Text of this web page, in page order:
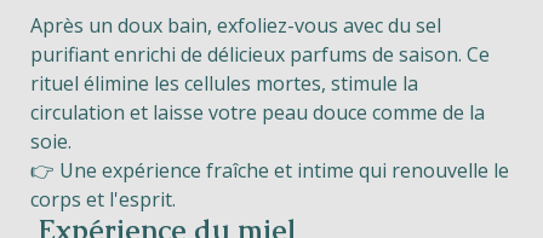
Après un doux bain, exfoliez-vous avec du sel
purifiant enrichi de délicieux parfums de saison. Ce
rituel élimine les cellules mortes, stimule la
circulation et laisse votre peau douce comme de la
soie.
👉 Une expérience fraîche et intime qui renouvelle le
corps et l'esprit.
Expérience du miel